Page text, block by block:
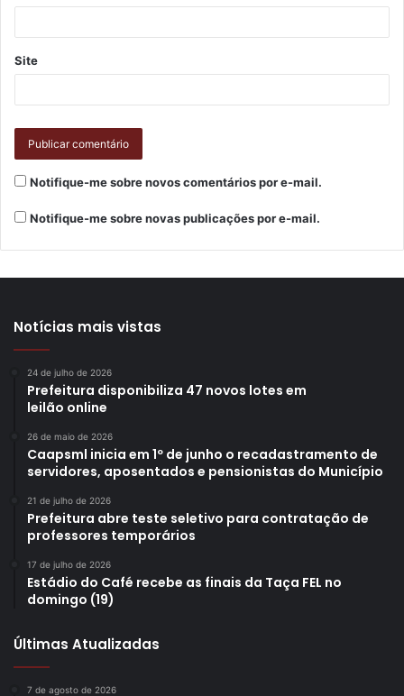
coronavírus
voluntários
Site
Notifique-me sobre novos comentários por e-mail.
Notifique-me sobre novas publicações por e-mail.
Notícias mais vistas
24 de julho de 2026
Prefeitura disponibiliza 47 novos lotes em
leilão online
26 de maio de 2026
Caapsml inicia em 1º de junho o recadastramento de
servidores, aposentados e pensionistas do Município
21 de julho de 2026
Prefeitura abre teste seletivo para contratação de
professores temporários
17 de julho de 2026
Estádio do Café recebe as finais da Taça FEL no
domingo (19)
Últimas Atualizadas
7 de agosto de 2026